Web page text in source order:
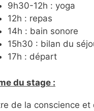
9h30-12h : yoga
12h : repas
14h : bain sonore
15h30 : bilan du
17h : départ
du stage :
de la conscience et